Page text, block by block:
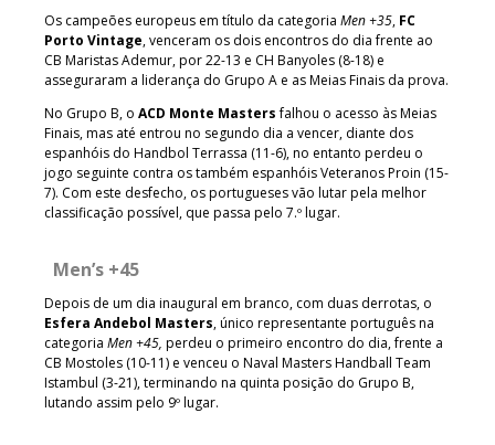
Os campeões europeus em título da categoria Men +35, FC
Porto Vintage, venceram os dois encontros do dia frente ao
CB Maristas Ademur, por 22-13 e CH Banyoles (8-18) e
asseguraram a liderança do Grupo A e as Meias Finais da prova.
No Grupo B, o ACD Monte Mastersfalhou o acesso às Meias
Finais, mas até entrou no segundo dia a vencer, diante dos
espanhóis do Handbol Terrassa (11-6), no entanto perdeu o
jogo seguinte contra os também espanhóis Veteranos Proin (15-
7). Com este desfecho, os portugueses vão lutar pela melhor
classificação possível, que passa pelo 7.º lugar.
Men’s +45
Depois de um dia inaugural em branco, com duas derrotas, o
Esfera Andebol Masters, único representante português na
categoria Men +45, perdeu o primeiro encontro do dia, frente a
CB Mostoles (10-11) e venceu o Naval Masters Handball Team
Istambul (3-21), terminando na quinta posição do Grupo B,
lutando assim pelo 9º lugar.